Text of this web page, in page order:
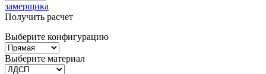
замерщика
Получить расчет
Выберите конфигурацию
Выберите материал